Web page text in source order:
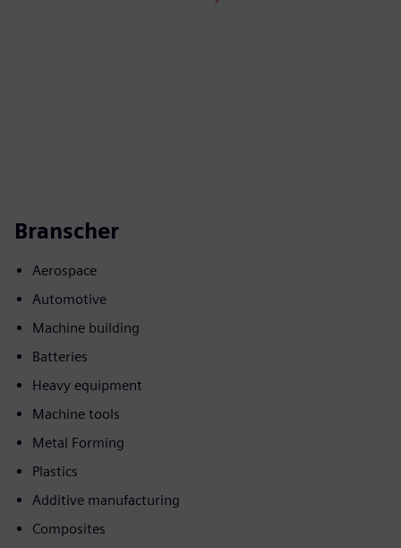
Branscher
Aerospace
Automotive
Machine building
Batteries
Heavy equipment
Machine tools
Metal Forming
Plastics
Additive manufacturing
Composites